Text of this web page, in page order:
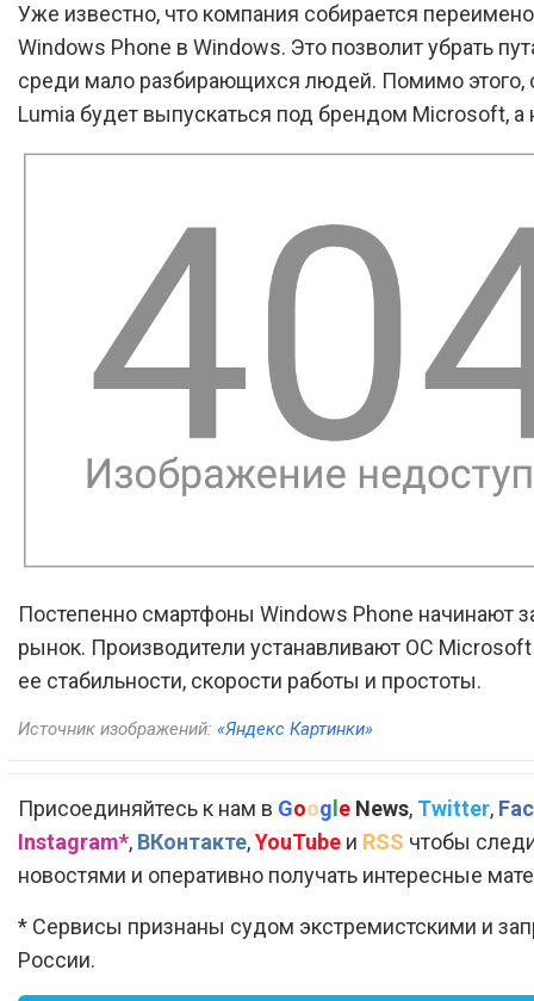
Уже известно, что компания собирается
Windows Phone в Windows. Это позволит убрать
среди мало разбирающихся людей. Помимо этого,
Lumia будет выпускаться под брендом Microsoft, а
Постепенно смартфоны Windows Phone начинают
рынок. Производители устанавливают ОС
ее стабильности, скорости работы и простоты.
Источник изображений: «Яндекс Картинки»
Присоединяйтесь к нам в Google News, Twitter,
Instagram*, ВКонтакте,YouTube и RSS чтобы
новостями и оперативно получать интересные
* Сервисы признаны судом экстремистскими и
России.